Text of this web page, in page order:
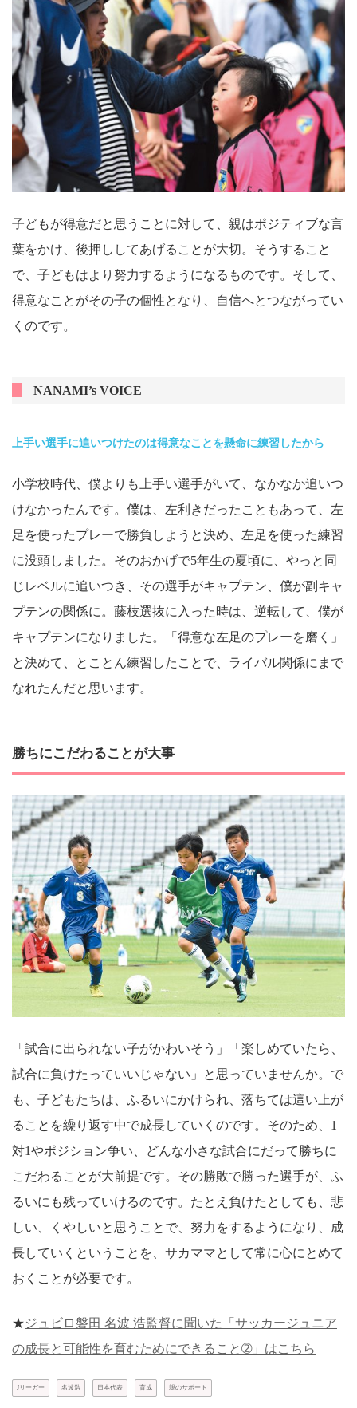
子どもが得意だと思うことに対して、親はポジティブな言
葉をかけ、後押ししてあげることが大切。そうすること
で、子どもはより努力するようになるものです。そして、
得意なことがその子の個性となり、自信へとつながってい
くのです。
NANAMI’s VOICE
上手い選手に追いつけたのは得意なことを懸命に練習したから
小学校時代、僕よりも上手い選手がいて、なかなか追いつ
けなかったんです。僕は、左利きだったこともあって、左
足を使ったプレーで勝負しようと決め、左足を使った練習
に没頭しました。そのおかげで5年生の夏頃に、やっと同
じレベルに追いつき、その選手がキャプテン、僕が副キャ
プテンの関係に。藤枝選抜に入った時は、逆転して、僕が
キャプテンになりました。「得意な左足のプレーを磨く」
と決めて、とことん練習したことで、ライバル関係にまで
なれたんだと思います。
勝ちにこだわることが大事
「試合に出られない子がかわいそう」「楽しめていたら、
試合に負けたっていいじゃない」と思っていませんか。で
も、子どもたちは、ふるいにかけられ、落ちては這い上が
ることを繰り返す中で成長していくのです。そのため、1
対1やポジション争い、どんな小さな試合にだって勝ちに
こだわることが大前提です。その勝敗で勝った選手が、ふ
るいにも残っていけるのです。たとえ負けたとしても、悲
しい、くやしいと思うことで、努力をするようになり、成
長していくということを、サカママとして常に心にとめて
おくことが必要です。
★ジュビロ磐田 名波 浩監督に聞いた「サッカージュニア
の成長と可能性を育むためにできること➁」はこちら
Jリーガー 名波浩 日本代表 育成 親のサポート